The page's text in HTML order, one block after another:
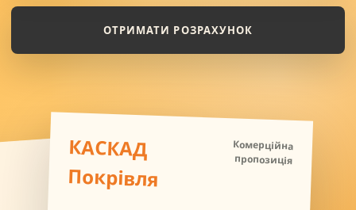
ОТРИМАТИ РОЗРАХУНОК
КАСКАД
Покрівля
Комерційна
пропозиція